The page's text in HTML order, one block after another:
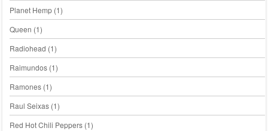
Planet Hemp(1)
Queen (1)
Radiohead (1)
Raimundos(1)
Ramones(1)
Raul Seixas(1)
Red Hot Chili Peppers(1)